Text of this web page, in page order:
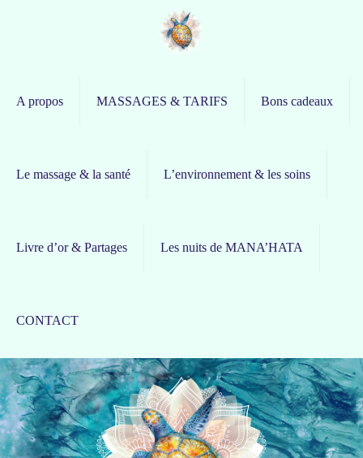
A propos MASSAGES & TARIFS Bons cadeaux
Le massage & la santé L’environnement & les soins
Livre d’or & Partages Les nuits de MANA’HATA
CONTACT